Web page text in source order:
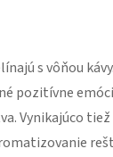
s vôňou
pozitívne
Vynikajúco